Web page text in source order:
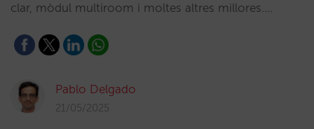
clar, mòdul multiroom i moltes altres millores.…
Pablo Delgado
21/05/2025